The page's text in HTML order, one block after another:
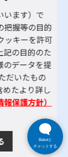
います）で
把握等の目的
ッキーを許可
記の目的のた
のデータを提
だいたもの
めたより詳し
保護方針）
Bebotと
チャットする